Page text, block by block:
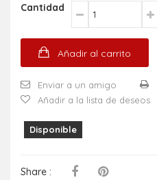
Cantidad
Añadir al carrito
Enviar a un amigo
Añadir a la lista de deseos
Disponible
Share :